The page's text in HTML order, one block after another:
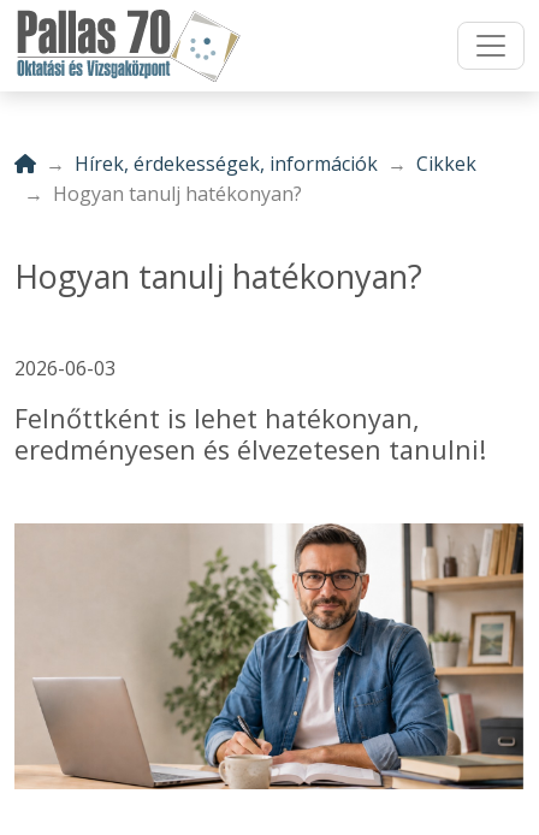
Hírek, érdekességek, információk
Cikkek
Hogyan tanulj hatékonyan?
Hogyan tanulj hatékonyan?
2026-06-03
Felnőttként is lehet hatékonyan,
eredményesen és élvezetesen tanulni!